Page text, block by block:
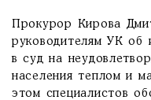
Прокурор Кирова
руководителям УК об
в суд на
населения теплом и
этом специалистов